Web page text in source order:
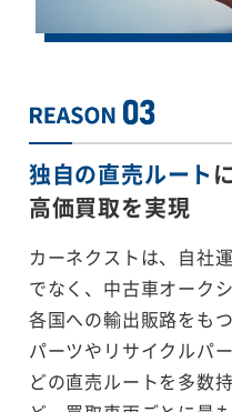
独自の直売ルート
高価買取を実現
カーネクストは、自社
でなく、中古車オーク
各国への輸出販路をも
パーツやリサイクルパ
どの直売ルートを多数